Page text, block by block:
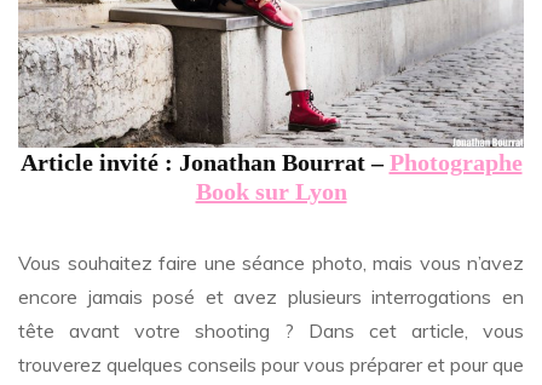
Article invité : Jonathan Bourrat –Photographe
Book sur Lyon
Vous souhaitez faire une séance photo, mais vous n’avez
encore jamais posé et avez plusieurs interrogations en
tête avant votre shooting ? Dans cet article, vous
trouverez quelques conseils pour vous préparer et pour que